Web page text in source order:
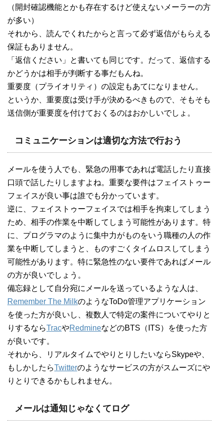
（開封確認機能とかも存在するけど使えないメーラーの方
が多い）
それから、読んでくれたからと言って必ず返信がもらえる
保証もありません。
「返信ください」と書いても同じです。だって、返信する
かどうかは相手が判断する事だもんね。
重要度（プライオリティ）の設定もあてになりません。
というか、重要度は受け手が決めるべきもので、そもそも
送信側が重要度を付けておくるのはおかしいでしょ。
コミュニケーションは適切な方法で行おう
メールを使う人でも、緊急の用事であれば電話したり直接
口頭で話したりしますよね。重要な要件はフェイストゥー
フェイスが良い事は誰でも分かっています。
逆に、フェイストゥーフェイスでは相手を拘束してしまう
ため、相手の作業を中断してしまう可能性があります。特
に、プログラマのように集中力がものをいう職種の人の作
業を中断してしまうと、ものすごくタイムロスしてしまう
可能性があります。特に緊急性のない要件であればメール
の方が良いでしょう。
備忘録として自分宛にメールを送っているような人は、
Remember The MilkのようなToDo管理アプリケーション
を使った方が良いし、複数人で特定の案件についてやりと
りするならTracやRedmineなどのBTS（ITS）を使った方
が良いです。
それから、リアルタイムでやりとりしたいならSkypeや、
もしかしたらTwitterのようなサービスの方がスムーズにや
りとりできるかもしれません。
メールは通知じゃなくてログ